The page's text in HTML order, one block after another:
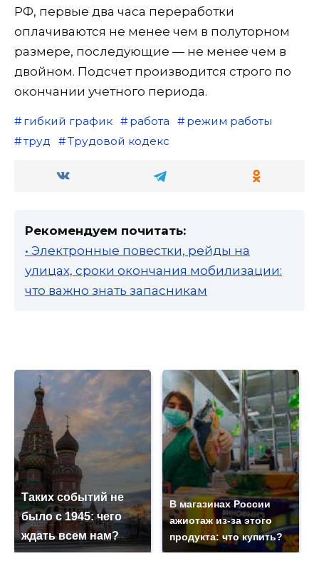
РФ, первые два часа переработки
оплачиваются не менее чем в полуторном
размере, последующие — не менее чем в
двойном. Подсчет производится строго по
окончании учетного периода.
гибкий график работа
режим работы
труд
Трудовой кодекс
Рекомендуем почитать:
• Электронные повестки, рейды на
улицах, сроки окончания мобилизации:
что важно знать запасникам
Таких событий не
было с 1945: чего
ждать всем нам?
В магазинах России
ажиотаж из-за этого
продукта: что купить?